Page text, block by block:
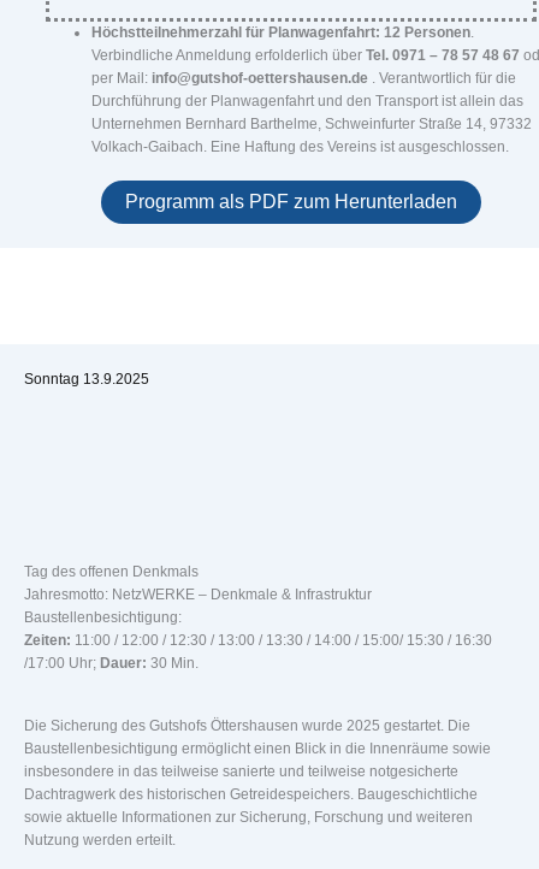
Höchstteilnehmerzahl für Planwagenfahrt: 12 Personen.
Verbindliche Anmeldung erfolderlich über Tel. 0971 – 78 57 48 67
per Mail: info@gutshof-oettershausen.de . Verantwortlich für die
Durchführung der Planwagenfahrt und den Transport ist allein das
Unternehmen Bernhard Barthelme, Schweinfurter Straße 14, 97332
Volkach-Gaibach. Eine Haftung des Vereins ist ausgeschlossen.
Programm als PDF zum Herunterladen
Sonntag 13.9.2025
Tag des offenen Denkmals
Jahresmotto: NetzWERKE – Denkmale & Infrastruktur
Baustellenbesichtigung:
Zeiten: 11:00 / 12:00 / 12:30 / 13:00 / 13:30 / 14:00 / 15:00/ 15:30 / 16:30
/17:00 Uhr; Dauer: 30 Min.
Die Sicherung des Gutshofs Öttershausen wurde 2025 gestartet. Die
Baustellenbesichtigung ermöglicht einen Blick in die Innenräume sowie
insbesondere in das teilweise sanierte und teilweise notgesicherte
Dachtragwerk des historischen Getreidespeichers. Baugeschichtliche
sowie aktuelle Informationen zur Sicherung, Forschung und weiteren
Nutzung werden erteilt.